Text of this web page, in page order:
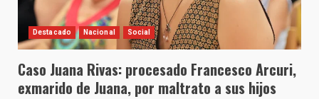
Destacado Nacional Social
Caso Juana Rivas: procesado Francesco Arcuri,
exmarido de Juana, por maltrato a sus hijos